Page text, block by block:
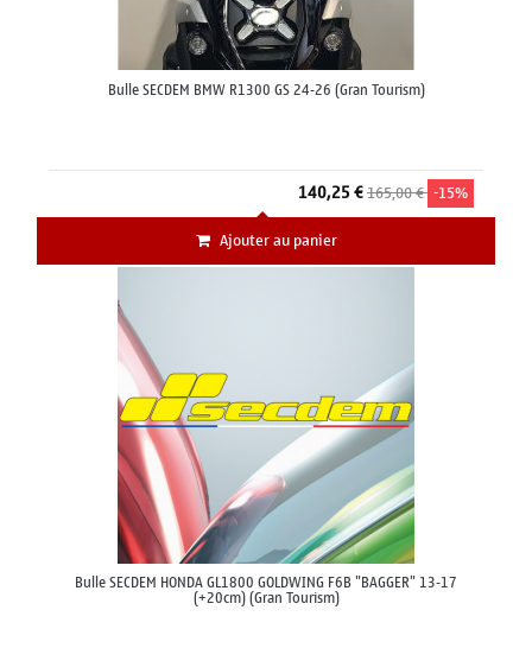
Bulle SECDEM BMW R1300 GS 24-26 (Gran Tourism)
140,25 €165,00 € -15%
Ajouter au panier
Bulle SECDEM HONDA GL1800 GOLDWING F6B "BAGGER" 13-17
(+20cm) (Gran Tourism)